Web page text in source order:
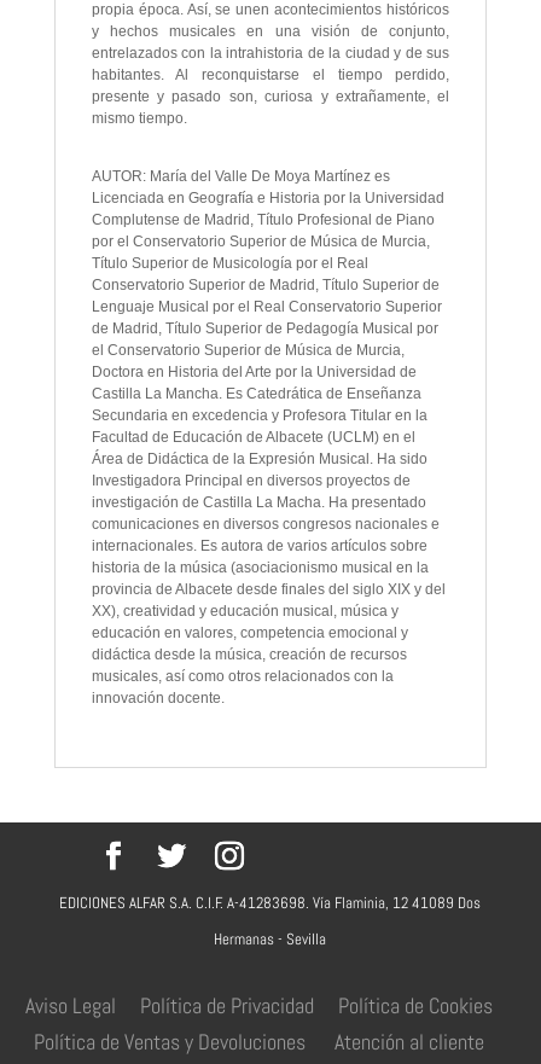
propia época. Así, se unen acontecimientos históricos
y hechos musicales en una visión de conjunto,
entrelazados con la intrahistoria de la ciudad y de sus
habitantes. Al reconquistarse el tiempo perdido,
presente y pasado son, curiosa y extrañamente, el
mismo tiempo.
AUTOR: María del Valle De Moya Martínez es
Licenciada en Geografía e Historia por la Universidad
Complutense de Madrid, Título Profesional de Piano
por el Conservatorio Superior de Música de Murcia,
Título Superior de Musicología por el Real
Conservatorio Superior de Madrid, Título Superior de
Lenguaje Musical por el Real Conservatorio Superior
de Madrid, Título Superior de Pedagogía Musical por
el Conservatorio Superior de Música de Murcia,
Doctora en Historia del Arte por la Universidad de
Castilla La Mancha. Es Catedrática de Enseñanza
Secundaria en excedencia y Profesora Titular en la
Facultad de Educación de Albacete (UCLM) en el
Área de Didáctica de la Expresión Musical. Ha sido
Investigadora Principal en diversos proyectos de
investigación de Castilla La Macha. Ha presentado
comunicaciones en diversos congresos nacionales e
internacionales. Es autora de varios artículos sobre
historia de la música (asociacionismo musical en la
provincia de Albacete desde finales del siglo XIX y del
XX), creatividad y educación musical, música y
educación en valores, competencia emocional y
didáctica desde la música, creación de recursos
musicales, así como otros relacionados con la
innovación docente.
EDICIONES ALFAR S.A. C.I.F. A-41283698. Vía Flaminia, 12 41089 Dos
Hermanas - Sevilla
Aviso Legal Política de Privacidad
Política de Cookies
Política de Ventas y Devoluciones
Atención al cliente